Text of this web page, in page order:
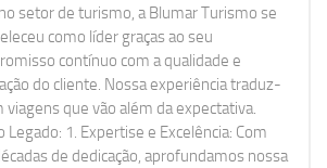
setor de turismo, a Blumar Turismo se
como líder graças ao seu
contínuo com a qualidade e
do cliente. Nossa experiência traduz-
viagens que vão além da expectativa.
Legado: 1. Expertise e Excelência: Com
de dedicação, aprofundamos nossa